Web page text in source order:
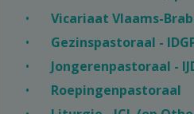
Vicariaat Vlaams-
Gezinspastoraal -
Jongerenpastoraal -
Roepingenpastoraal